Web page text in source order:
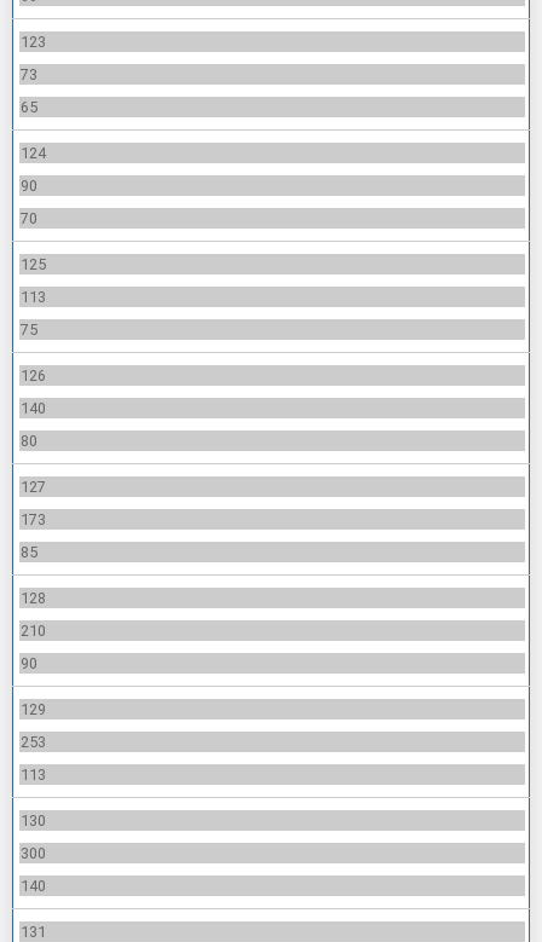
123
73
65
124
90
70
125
113
75
126
140
80
127
173
85
128
210
90
129
253
113
130
300
140
131